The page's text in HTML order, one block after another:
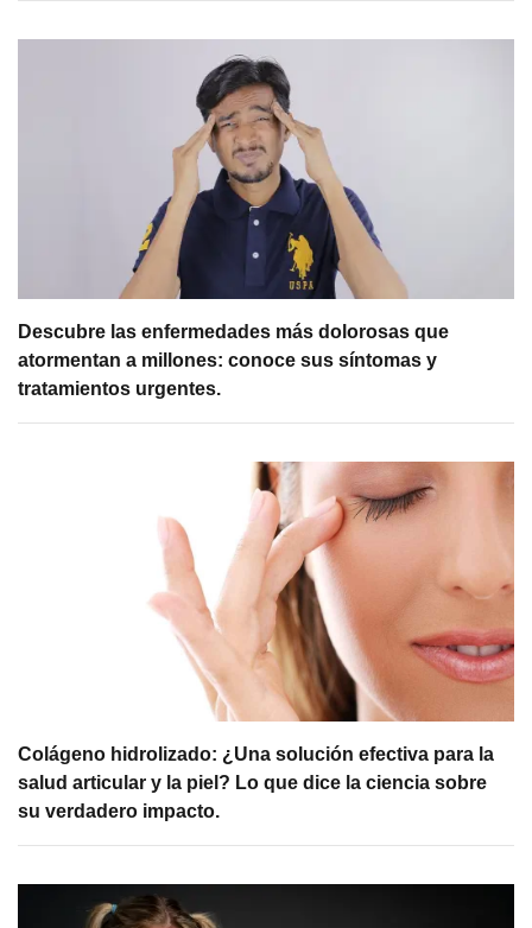
Descubre las enfermedades más dolorosas que
atormentan a millones: conoce sus síntomas y
tratamientos urgentes.
Colágeno hidrolizado: ¿Una solución efectiva para la
salud articular y la piel? Lo que dice la ciencia sobre
su verdadero impacto.